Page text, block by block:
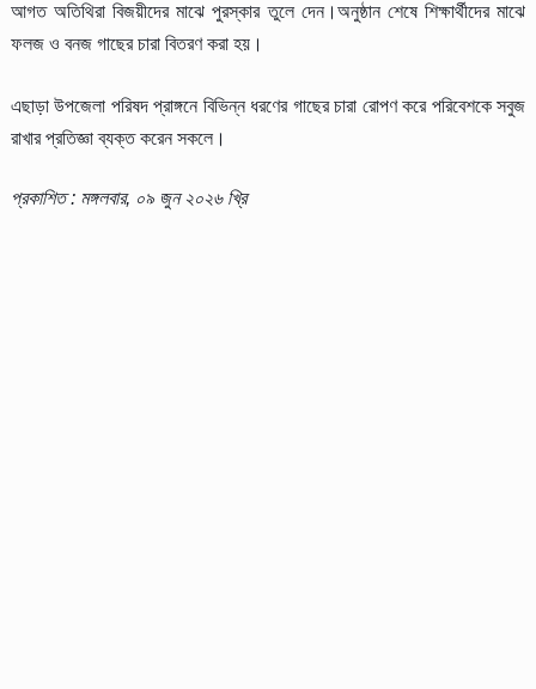
আগত অতিথিরা বিজয়ীদের মাঝে পুরস্কার তুলে দেন।অনুষ্ঠান শেষে শিক্ষার্থীদের মাঝে
ফলজ ও বনজ গাছের চারা বিতরণ করা হয়।
এছাড়া উপজেলা পরিষদ প্রাঙ্গনে বিভিন্ন ধরণের গাছের চারা রোপণ করে পরিবেশকে সবুজ
রাখার প্রতিজ্ঞা ব্যক্ত করেন সকলে।
প্রকাশিত : মঙ্গলবার, ০৯ জুন ২০২৬ খ্রি